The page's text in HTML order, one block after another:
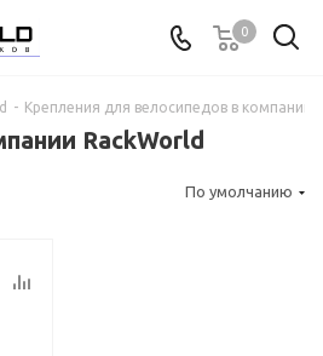
0
- Крепления для велосипедов в компании
RackWorld
По умолчанию